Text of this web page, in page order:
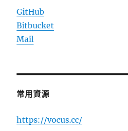
GitHub
Bitbucket
Mail
常用資源
https://vocus.cc/